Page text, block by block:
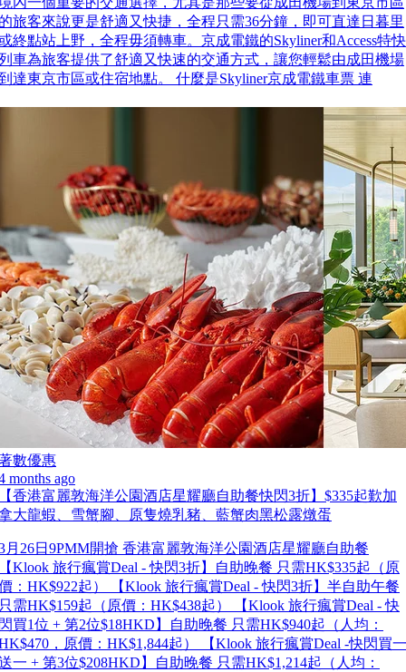
旅客來說更是舒適又快捷，全程只需36分鐘，即可直達日暮里
終點站上野，全程毋須轉車。京成電鐵的Skyliner和Access特快
車為旅客提供了舒適又快速的交通方式，讓您輕鬆由成田機場
達東京市區或住宿地點。 什麼是Skyliner京成電鐵車票 連
數優惠
months ago
香港富麗敦海洋公園酒店星耀廳自助餐快閃3折】$335起歎加
大龍蝦、雪蟹腳、原隻燒乳豬、藍蟹肉黑松露燉蛋
月26日9PMM開搶 香港富麗敦海洋公園酒店星耀廳自助餐
Klook 旅行瘋賞Deal - 快閃3折】自助晚餐 只需HK$335起（原
：HK$922起） 【Klook 旅行瘋賞Deal - 快閃3折】半自助午餐
需HK$159起（原價：HK$438起） 【Klook 旅行瘋賞Deal - 快
買1位 + 第2位$18HKD】自助晚餐 只需HK$940起（人均：
，原價：HK$1,844起） 【Klook 旅行瘋賞Deal -快閃買一
一 + 第3位$208HKD】自助晚餐 只需HK$1,214起（人均：